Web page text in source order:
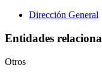
Dirección General
Entidades
Otros